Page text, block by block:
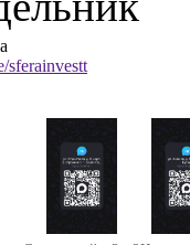
sferainvestt